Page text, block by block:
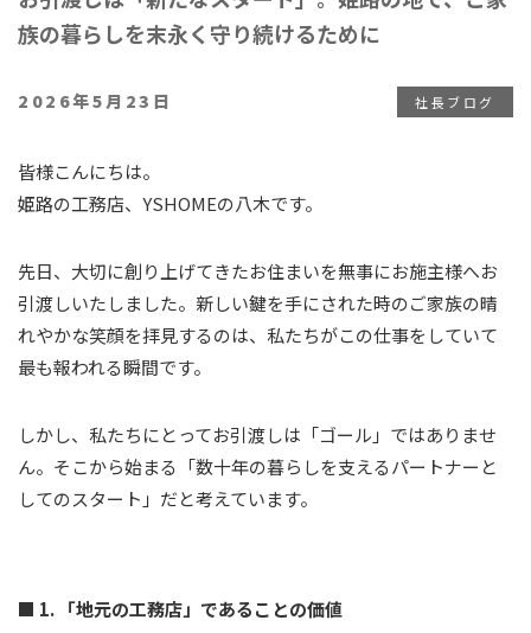
族の暮らしを末永く守り続けるために
投
日:
2026年5月23日 社長ブログ
皆様こんにちは。
姫路の工務店、YSHOMEの八木です。
先日、大切に創り上げてきたお住まいを無事にお施主様へお
引渡しいたしました。新しい鍵を手にされた時のご家族の晴
れやかな笑顔を拝見するのは、私たちがこの仕事をしていて
最も報われる瞬間です。
しかし、私たちにとってお引渡しは「ゴール」ではありませ
ん。そこから始まる「数十年の暮らしを支えるパートナーと
してのスタート」だと考えています。
■ 1. 「地元の工務店」であることの価値